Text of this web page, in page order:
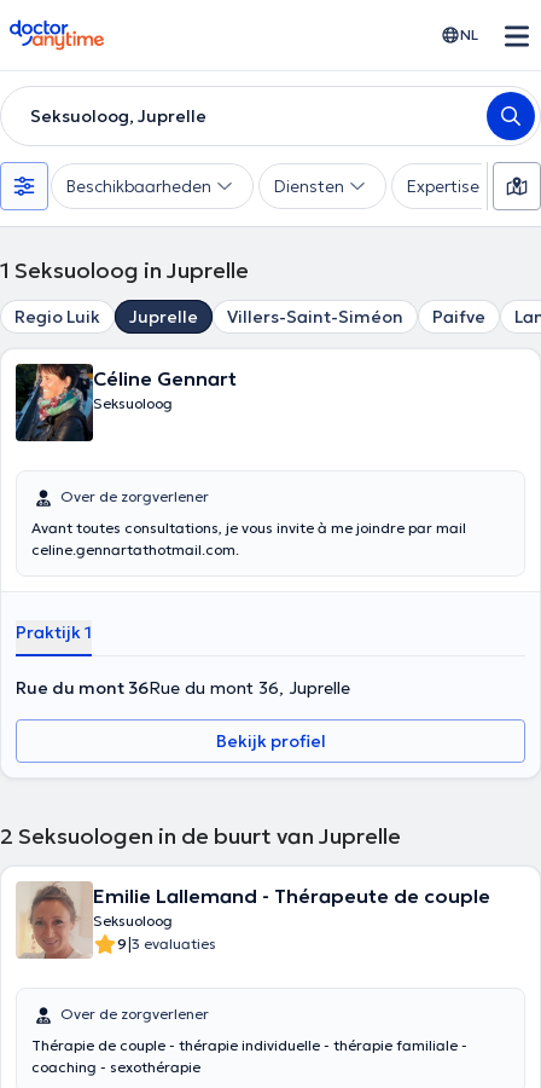
doctoranytime NL
Seksuoloog, Juprelle
Beschikbaarheden Diensten Expertise
1 Seksuoloog in Juprelle
Regio Luik Juprelle Villers-Saint-Siméon Paifve
Céline Gennart
Seksuoloog
Over de zorgverlener
Avant toutes consultations, je vous invite à me joindre par mail
celine.gennartathotmail.com.
Praktijk 1
Rue du mont 36Rue du mont 36, Juprelle
Bekijk profiel
2 Seksuologen in de buurt van Juprelle
Emilie Lallemand - Thérapeute de couple
Seksuoloog
9|3 evaluaties
Over de zorgverlener
Thérapie de couple - thérapie individuelle - thérapie familiale -
coaching - sexothérapie